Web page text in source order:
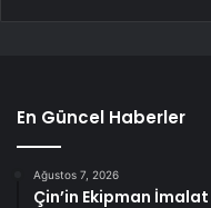
En Güncel Haberler
Ağustos 7, 2026
Çin’in Ekipman